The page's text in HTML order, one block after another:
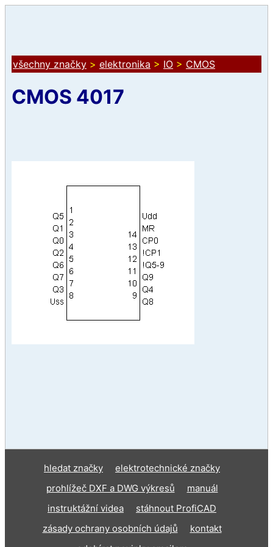
všechny značky > elektronika > IO > CMOS
CMOS 4017
hledat značky
elektrotechnické značky
prohlížeč DXF a DWG výkresů
manuál
instruktážní videa
stáhnout ProfiCAD
zásady ochrany osobních údajů
kontakt